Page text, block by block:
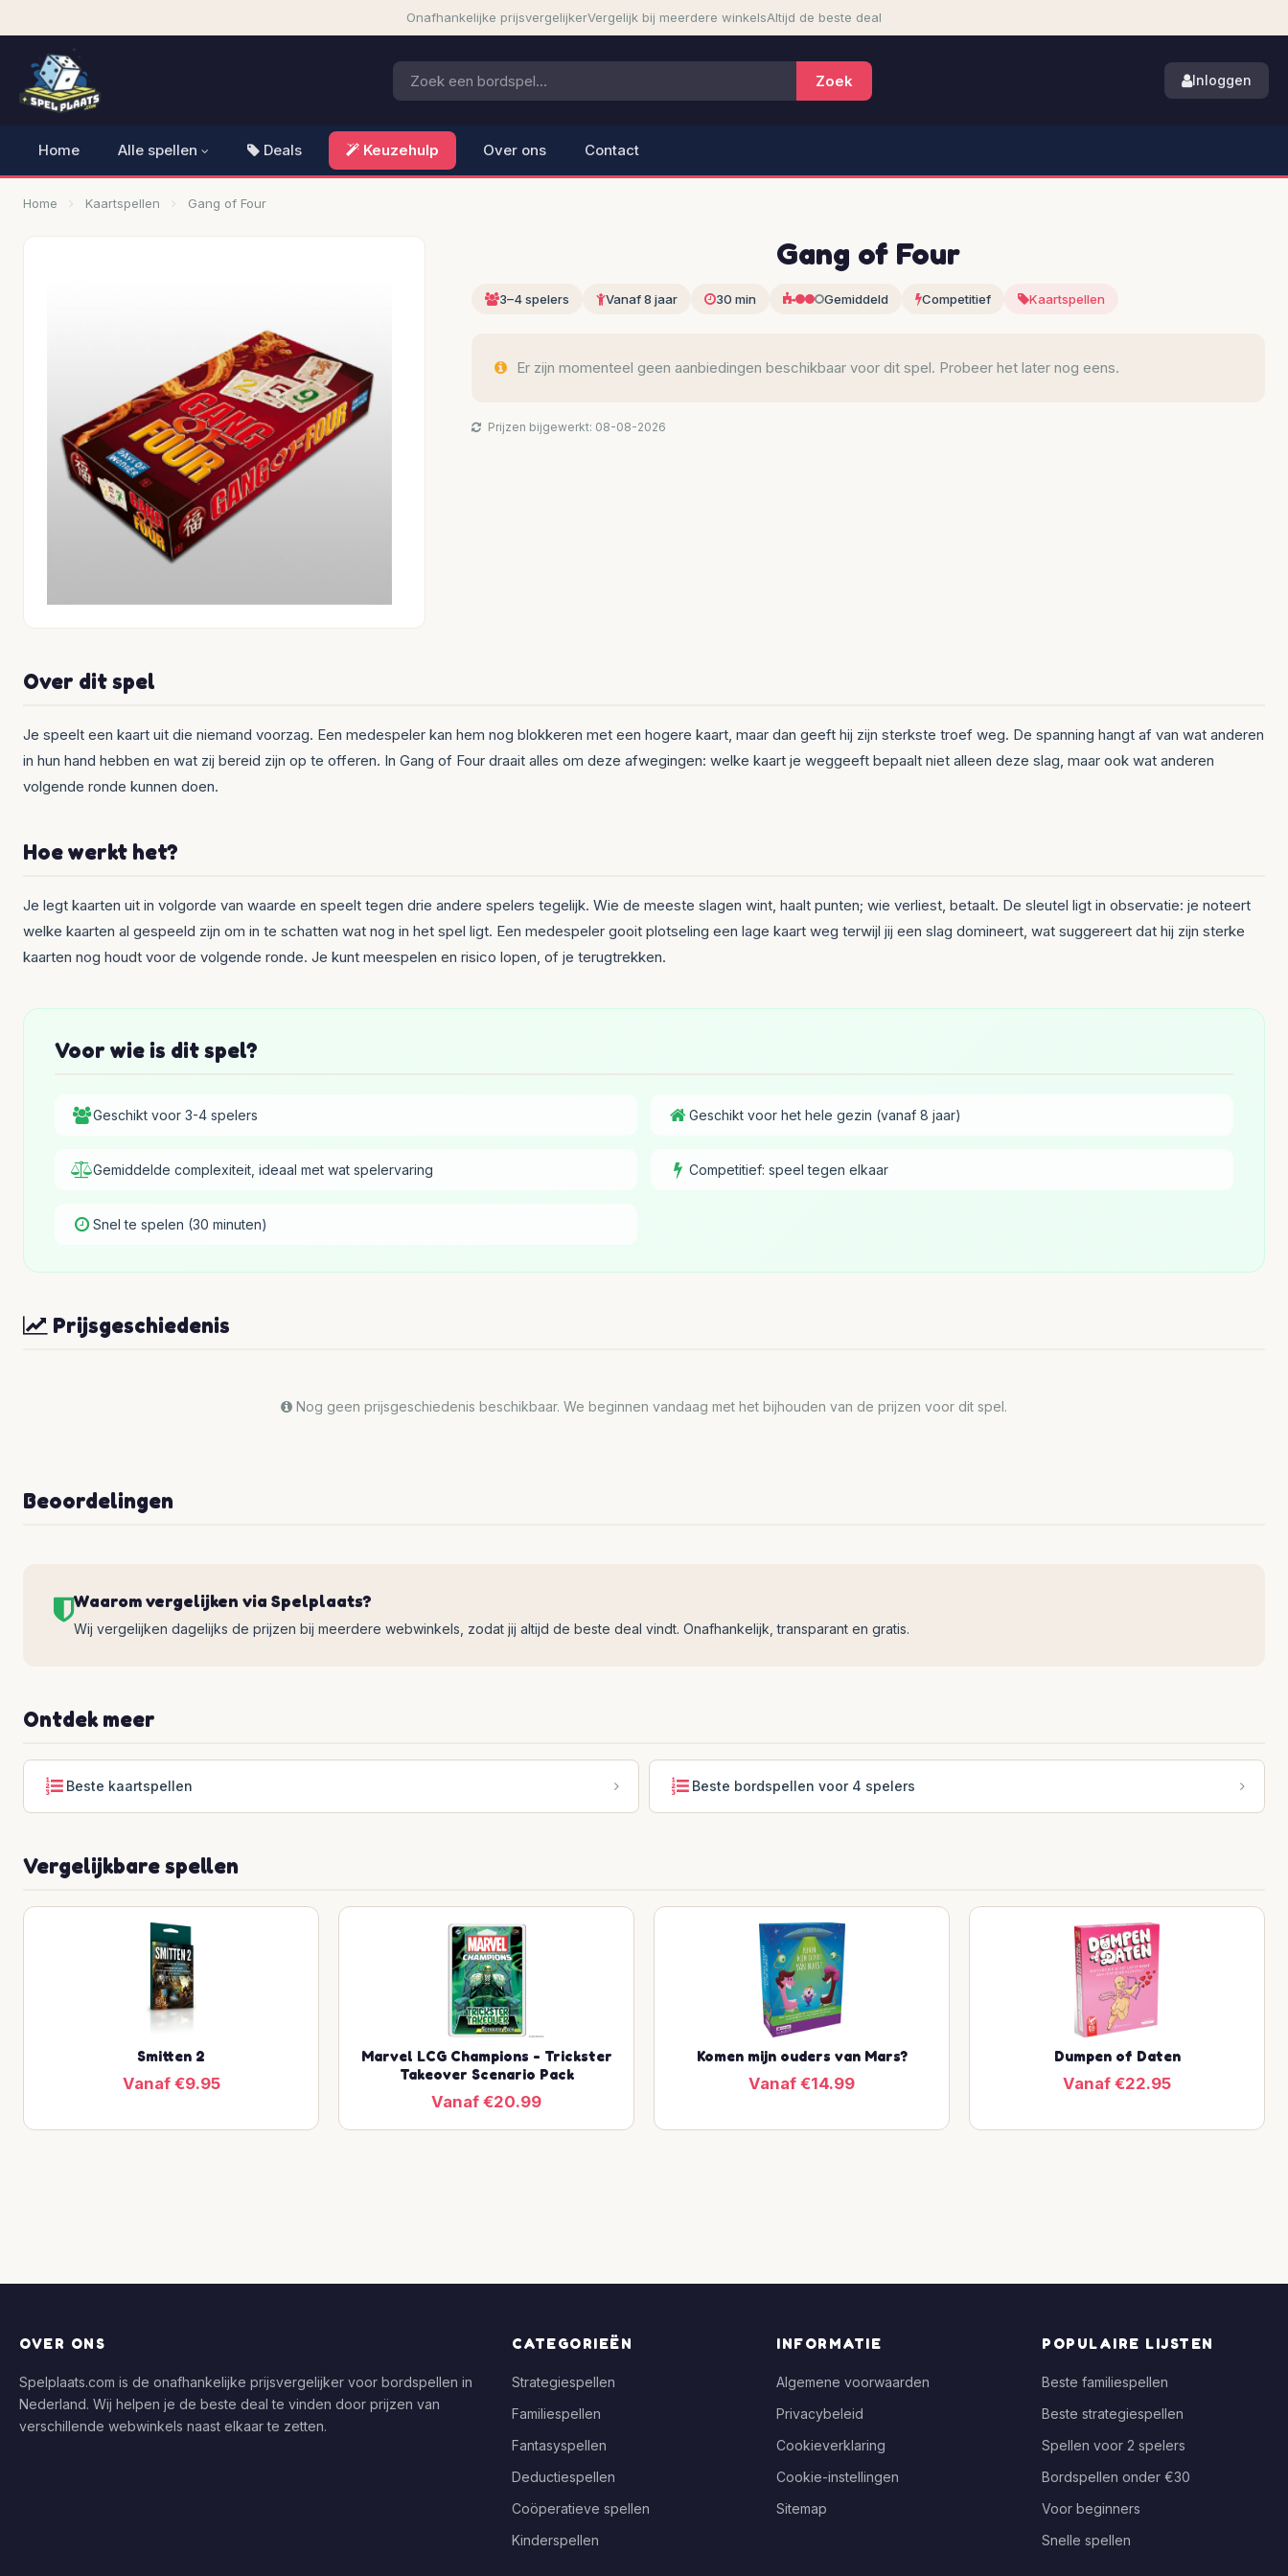
Onafhankelijke prijsvergelijkerVergelijk bij meerdere winkelsAltijd de beste deal
Inloggen
Home Alle spellen Deals Keuzehulp Over ons Contact
Home Kaartspellen Gang of Four
Gang of Four
3–4 spelers Vanaf 8 jaar 30 min Gemiddeld Competitief Kaartspellen
Er zijn momenteel geen aanbiedingen beschikbaar voor dit spel. Probeer het later nog eens.
Prijzen bijgewerkt: 08-08-2026
Over dit spel
Je speelt een kaart uit die niemand voorzag. Een medespeler kan hem nog blokkeren met een hogere kaart, maar dan geeft hij zijn sterkste troef weg. De spanning hangt af van wat anderen
in hun hand hebben en wat zij bereid zijn op te offeren. In Gang of Four draait alles om deze afwegingen: welke kaart je weggeeft bepaalt niet alleen deze slag, maar ook wat anderen
volgende ronde kunnen doen.
Hoe werkt het?
Je legt kaarten uit in volgorde van waarde en speelt tegen drie andere spelers tegelijk. Wie de meeste slagen wint, haalt punten; wie verliest, betaalt. De sleutel ligt in observatie: je noteert
welke kaarten al gespeeld zijn om in te schatten wat nog in het spel ligt. Een medespeler gooit plotseling een lage kaart weg terwijl jij een slag domineert, wat suggereert dat hij zijn sterke
kaarten nog houdt voor de volgende ronde. Je kunt meespelen en risico lopen, of je terugtrekken.
Voor wie is dit spel?
Geschikt voor 3-4 spelers Geschikt voor het hele gezin (vanaf 8 jaar)
Gemiddelde complexiteit, ideaal met wat spelervaring Competitief: speel tegen elkaar
Snel te spelen (30 minuten)
Prijsgeschiedenis
Nog geen prijsgeschiedenis beschikbaar. We beginnen vandaag met het bijhouden van de prijzen voor dit spel.
Beoordelingen
Waarom vergelijken via Spelplaats?
Wij vergelijken dagelijks de prijzen bij meerdere webwinkels, zodat jij altijd de beste deal vindt. Onafhankelijk, transparant en gratis.
Ontdek meer
Beste kaartspellen Beste bordspellen voor 4 spelers
Vergelijkbare spellen
Smitten 2
Vanaf €9.95
Marvel LCG Champions - Trickster
Takeover Scenario Pack
Vanaf €20.99
Komen mijn ouders van Mars?
Vanaf €14.99
Dumpen of Daten
Vanaf €22.95
OVER ONS
Spelplaats.com is de onafhankelijke prijsvergelijker voor bordspellen in
Nederland. Wij helpen je de beste deal te vinden door prijzen van
verschillende webwinkels naast elkaar te zetten.
CATEGORIEËN
Strategiespellen
Familiespellen
Fantasyspellen
Deductiespellen
Coöperatieve spellen
Kinderspellen
INFORMATIE
Algemene voorwaarden
Privacybeleid
Cookieverklaring
Cookie-instellingen
Sitemap
POPULAIRE LIJSTEN
Beste familiespellen
Beste strategiespellen
Spellen voor 2 spelers
Bordspellen onder €30
Voor beginners
Snelle spellen